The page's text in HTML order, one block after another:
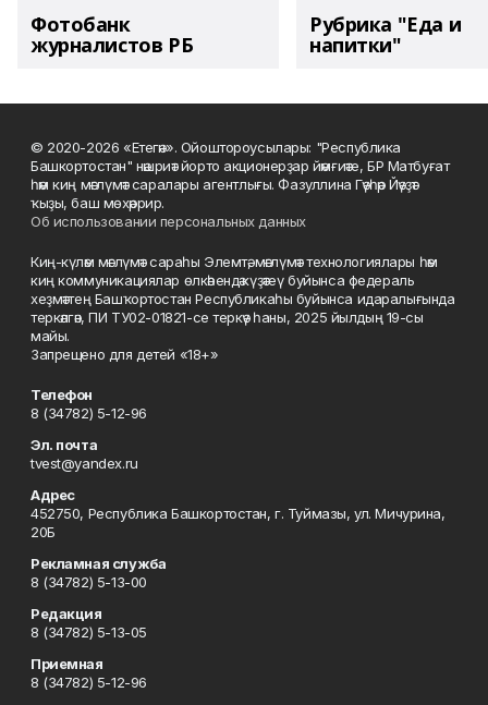
Фотобанк
журналистов РБ
Рубрика "Еда и
напитки"
© 2020-2026 «Етегән». Ойоштороусылары: "Республика
Башкортостан" нәшриәт йорто акционерҙар йәмғиәте, БР Матбуғат
һәм киң мәғлүмәт саралары агентлығы. Фазуллина Гәүһәр Йәүҙәт
ҡыҙы, баш мөхәррир.
Об использовании персональных данных
Киң-күләм мәғлүмәт сараһы Элемтә, мәғлүмәт технологиялары һәм
киң коммуникациялар өлкәһендә күҙәтеү буйынса федераль
хеҙмәттең Башҡортостан Республикаһы буйынса идаралығында
теркәлгән, ПИ ТУ02-01821-се теркәү һаны, 2025 йылдың 19-сы
майы.
Запрещено для детей «18+»
Телефон
8 (34782) 5-12-96
Эл. почта
tvest@yandex.ru
Адрес
452750, Республика Башкортостан, г. Туймазы, ул. Мичурина,
20Б
Рекламная служба
8 (34782) 5-13-00
Редакция
8 (34782) 5-13-05
Приемная
8 (34782) 5-12-96